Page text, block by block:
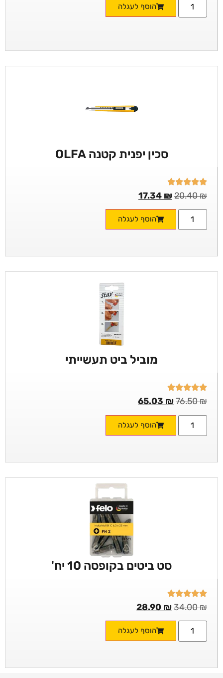
הוסף לעגלה
סכין יפנית קטנה OLFA
20.40₪
17.34 ₪
הוסף לעגלה
מוביל ביט תעשייתי
76.50₪
65.03 ₪
הוסף לעגלה
סט ביטים בקופסה 10 יח'
34.00₪
28.90 ₪
הוסף לעגלה